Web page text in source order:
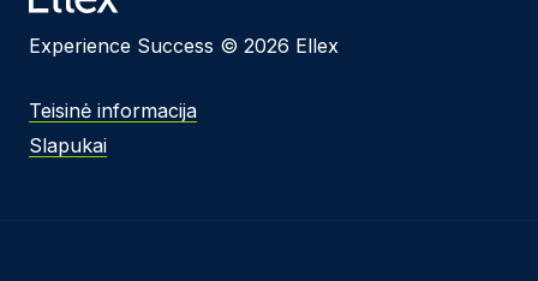
Experience Success © 2026 Ellex
Teisinė informacija
Slapukai